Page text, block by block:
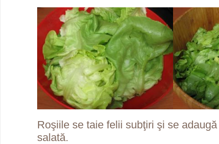
Roşiile se taie felii subţiri şi se
salată.